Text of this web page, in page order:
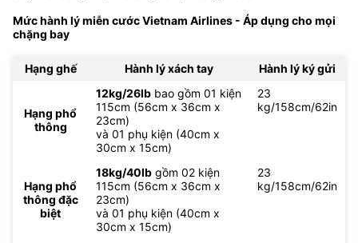
Mức hành lý miễn cước Vietnam Airlines - Áp dụng cho mọi
chặng bay
Hạng ghế Hành lý xách tay Hành lý ký gửi
Hạng phổ
thông
12kg/26lb bao gồm 01 kiện
115cm (56cm x 36cm x
23cm)
và 01 phụ kiện (40cm x
30cm x 15cm)
23
kg/158cm/62in
Hạng phổ
thông đặc
biệt
18kg/40lb gồm 02 kiện
115cm (56cm x 36cm x
23cm)
và 01 phụ kiện (40cm x
30cm x 15cm)
23
kg/158cm/62in